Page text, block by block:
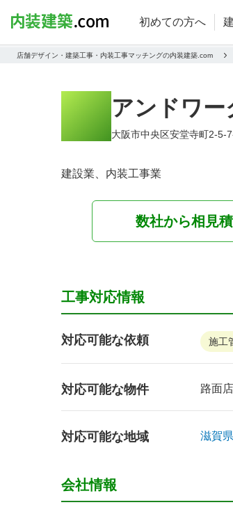
初めての方へ
店舗デザイン・建築工事・内装工事マッチングの内装建築.com
アンドワー
大阪市中央区安堂寺町2-5-
建設業、内装工事業
数社から相見
工事対応情報
対応可能な依頼 施工
対応可能な物件 路面店
対応可能な地域 滋賀県
会社情報